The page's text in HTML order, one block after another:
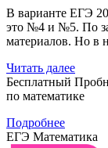
В варианте ЕГЭ
это №4 и №5. По
материалов. Но в
Читать далее
Бесплатный
по математике
Подробнее
ЕГЭ Математика